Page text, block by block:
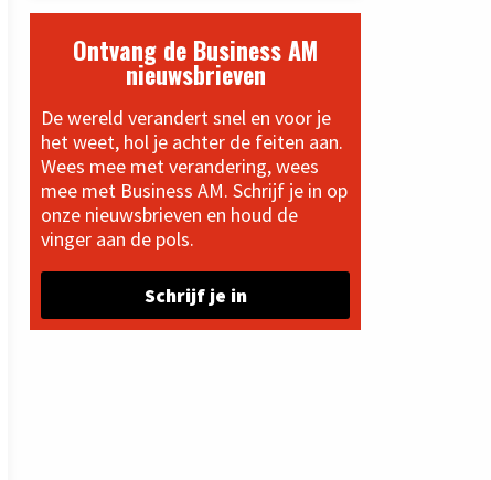
Ontvang de Business AM
nieuwsbrieven
De wereld verandert snel en voor je
het weet, hol je achter de feiten aan.
Wees mee met verandering, wees
mee met Business AM. Schrijf je in op
onze nieuwsbrieven en houd de
vinger aan de pols.
Schrijf je in